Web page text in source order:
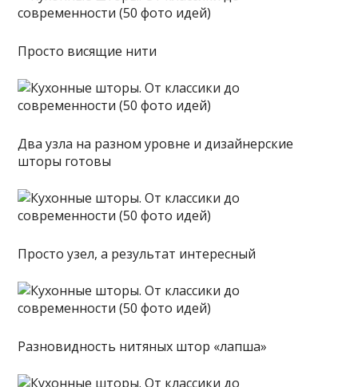
Просто висящие нити
Два узла на разном уровне и дизайнерские
шторы готовы
Просто узел, а результат интересный
Разновидность нитяных штор «лапша»